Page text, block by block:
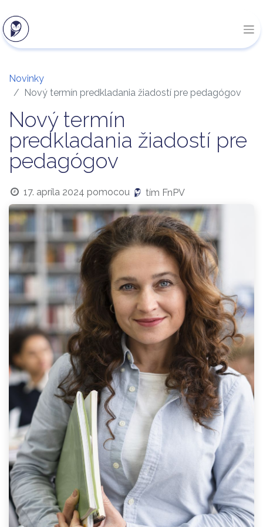
Novinky
Nový termín predkladania žiadostí pre pedagógov
Nový termín
predkladania žiadostí pre
pedagógov
17. apríla 2024 pomocou tím FnPV